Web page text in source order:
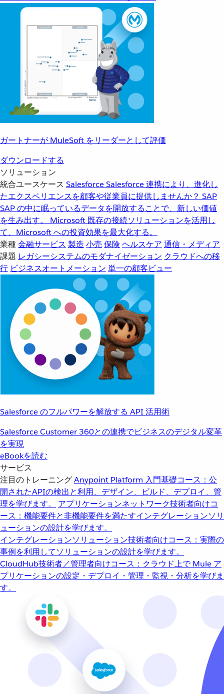
ガートナーが MuleSoft をリーダーとして評価
ダウンロードする
ソリューション
統合ユースケース SalesforceSalesforce 連携により、進化し
たエクスペリエンスを顧客や従業員に提供しませんか？ SAP
SAP の中に眠っているデータを開放することで、新しい価値
を生み出す。
Microsoft 既存の接続ソリューションを活用し
て、Microsoft への投資効果を最大化する。
業種金融サービス 製造 小売 保険 ヘルスケア 通信・メディア
課題 レガシーシステムのモダナイゼーション クラウドへの移
行 ビジネスオートメーション 単一の顧客ビュー
Salesforce のフルパワーを解放する API 活用術
Salesforce Customer 360との連携でビジネスのデジタル変革
を実現
eBookを読む
サービス
注目のトレーニングAnypoint Platform 入門基礎コース：公
開されたAPIの検出と利用、デザイン、ビルド、デプロイ、管
理を学びます。
アプリケーションネットワーク技術者向けコ
ース：機能要件と非機能要件を満たすインテグレーションソリ
ューションの設計を学びます。
インテグレーションソリューション技術者向けコース：実際の
事例を利用してソリューションの設計を学びます。
CloudHub技術者／管理者向けコース：クラウド上で Mule ア
プリケーションの設定・デプロイ・管理・監視・分析を学びま
す。